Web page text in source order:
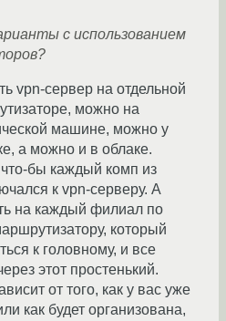
с использованием
vpn-сервер на отдельной
можно на
машине, можно у
а можно и в облаке.
бы каждый комп из
к vpn-серверу. А
на каждый филиал по
который
к головному, и все
этот простенький.
от того, как у вас уже
как будет организована,